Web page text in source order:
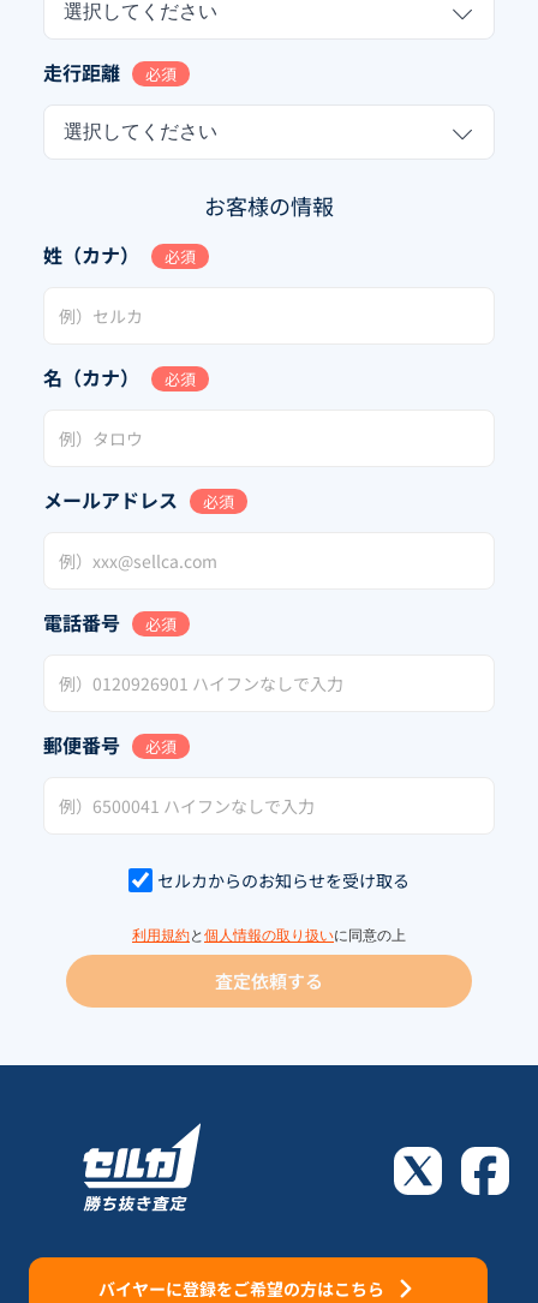
選択してください
走行距離 必須
選択してください
お客様の情報
姓（カナ） 必須
名（カナ） 必須
メールアドレス 必須
電話番号 必須
郵便番号 必須
セルカからのお知らせを受け取る
利用規約と 個人情報の取り扱いに同意の上
査定依頼する
バイヤーに登録をご希望の方はこちら